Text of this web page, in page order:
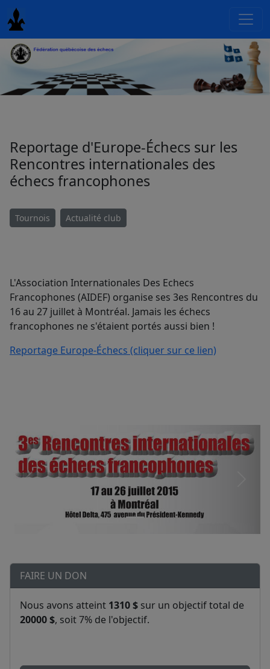
Reportage d'Europe-Échecs sur les
Rencontres internationales des
échecs francophones
Tournois Actualité club
L'Association Internationales Des Echecs
Francophones (AIDEF) organise ses 3es Rencontres du
16 au 27 juillet à Montréal. Jamais les échecs
francophones ne s'étaient portés aussi bien !
Reportage Europe-Échecs (cliquer sur ce lien)
FAIRE UN DON
Nous avons atteint 1310 $ sur un objectif total de
20000 $, soit 7% de l'objectif.